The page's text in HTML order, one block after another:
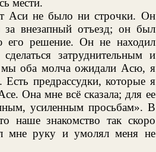
мести.
Аси не было ни строчки. Он
за внезапный отъезд; он был
его решение. Он не находил
затруднительным и
оба молча ожидали Асю, я
Есть предрассудки, которые я
Она мне всё сказала; для ее
усиленным просьбам». В
наше знакомство так скоро
мне руку и умолял меня не